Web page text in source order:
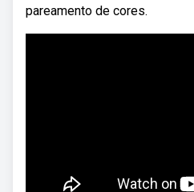
pareamento de cores.